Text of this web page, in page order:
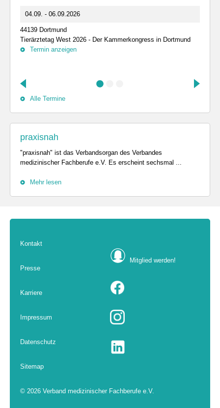
04.09. - 06.09.2026
44139 Dortmund
Tierärztetag West 2026 - Der Kammerkongress in Dortmund
Termin anzeigen
Alle Termine
praxisnah
"praxisnah" ist das Verbandsorgan des Verbandes
medizinischer Fachberufe e.V. Es erscheint sechsmal ...
Mehr lesen
Kontakt
Presse
Karriere
Impressum
Datenschutz
Sitemap
Mitglied werden!
© 2026 Verband medizinischer Fachberufe e.V.